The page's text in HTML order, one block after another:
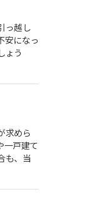
っ越し
安になっ
ょう
求めら
一戸建て
も、当